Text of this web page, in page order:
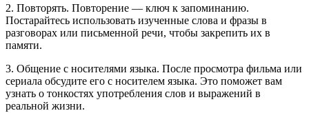
2. Повторять. Повторение — ключ к запоминанию.
Постарайтесь использовать изученные слова и фразы в
разговорах или письменной речи, чтобы закрепить их в
памяти.
3. Общение с носителями языка. После просмотра фильма или
сериала обсудите его с носителем языка. Это поможет вам
узнать о тонкостях употребления слов и выражений в
реальной жизни.